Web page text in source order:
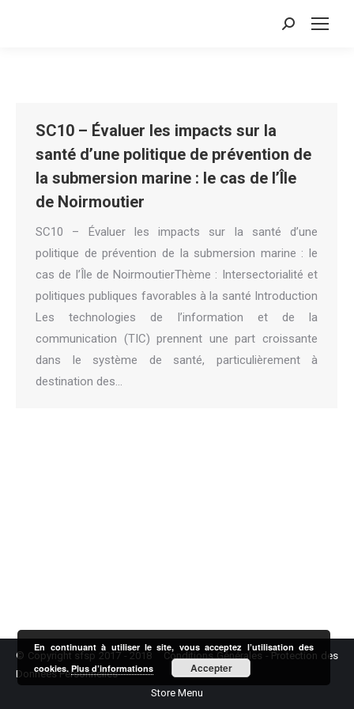
Search:
SC10 – Évaluer les impacts sur la
santé d’une politique de prévention de
la submersion marine : le cas de l’Île
de Noirmoutier
SC10 – Évaluer les impacts sur la santé d’une
politique de prévention de la submersion marine : le
cas de l’Île de NoirmoutierThème : Intersectorialité et
politiques publiques favorables à la santé Introduction
Les technologies de l’information et de la
communication (TIC) prennent une part croissante
dans le système de santé, particulièrement à
destination des…
© Copyright sfsp 2017 - 2018 Conditions Générales - Protection des
Données Personnelles
Store Menu
En continuant à utiliser le site, vous acceptez l’utilisation des
cookies.Plus d’informations Accepter